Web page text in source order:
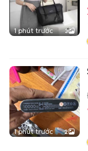
1 phút trước 3
1 phút trước 2